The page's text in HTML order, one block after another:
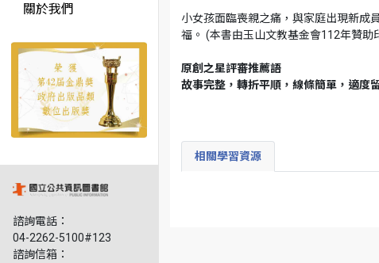
關於我們
諮詢電話：
04-2262-5100#123
諮詢信箱：
小女孩面臨喪親之痛，與家庭出現新成
福。 (本書由玉山文教基金會112年贊助
原創之星評審推薦語
故事完整，轉折平順，線條簡單，適度
相關學習資源